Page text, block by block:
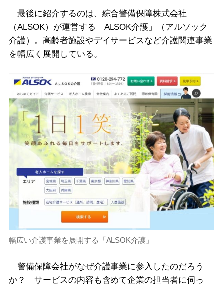
最後に紹介するのは、綜合警備保障株式会社
（ALSOK）が運営する「ALSOK介護」（アルソック
介護）。高齢者施設やデイサービスなど介護関連事業
を幅広く展開している。
幅広い介護事業を展開する「ALSOK介護」
警備保障会社がなぜ介護事業に参入したのだろう
か？ サービスの内容も含めて企業の担当者に伺っ